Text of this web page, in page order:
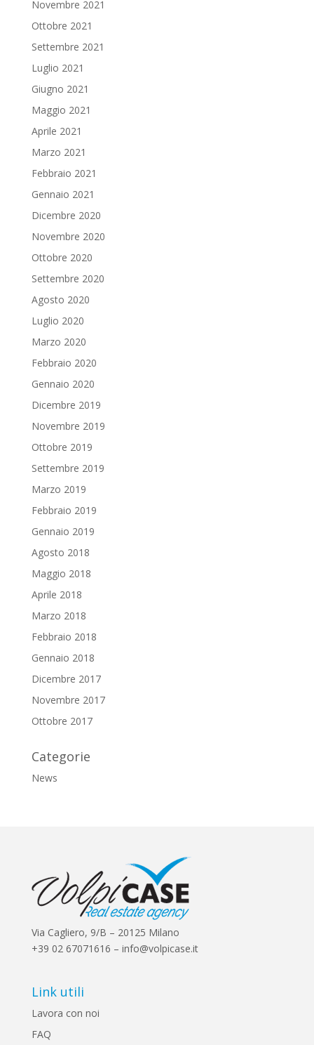
Novembre 2021
Ottobre 2021
Settembre 2021
Luglio 2021
Giugno 2021
Maggio 2021
Aprile 2021
Marzo 2021
Febbraio 2021
Gennaio 2021
Dicembre 2020
Novembre 2020
Ottobre 2020
Settembre 2020
Agosto 2020
Luglio 2020
Marzo 2020
Febbraio 2020
Gennaio 2020
Dicembre 2019
Novembre 2019
Ottobre 2019
Settembre 2019
Marzo 2019
Febbraio 2019
Gennaio 2019
Agosto 2018
Maggio 2018
Aprile 2018
Marzo 2018
Febbraio 2018
Gennaio 2018
Dicembre 2017
Novembre 2017
Ottobre 2017
Categorie
News
Via Cagliero, 9/B – 20125 Milano
+39 02 67071616 – info@volpicase.it
Link utili
Lavora con noi
FAQ